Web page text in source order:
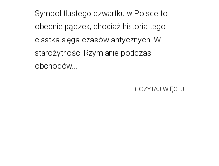
Symbol tłustego czwartku w Polsce to
obecnie pączek, chociaż historia tego
ciastka sięga czasów antycznych. W
starożytności Rzymianie podczas
obchodów...
+ CZYTAJ WIĘCEJ